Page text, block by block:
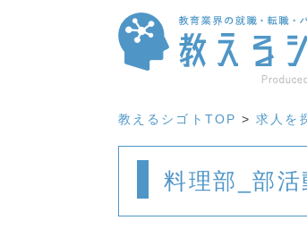
教えるシゴトTOP >求人を
料理部_部活